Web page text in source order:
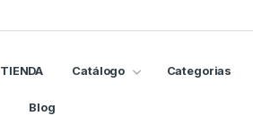
TIENDA Catálogo Categorias
Blog